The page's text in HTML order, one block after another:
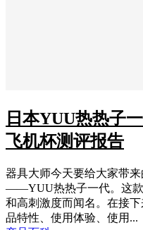
日本YUU热热子
飞机杯测评报告
器具大师今天要给大家带
——YUU热热子一代。这款
和高刺激度而闻名。在接
品特性、使用体验、使用...